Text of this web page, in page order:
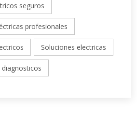
seguros
profesionales
Soluciones electricas